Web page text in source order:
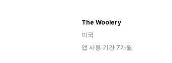
The Woolery
미국
앱 사용 기간 7개월